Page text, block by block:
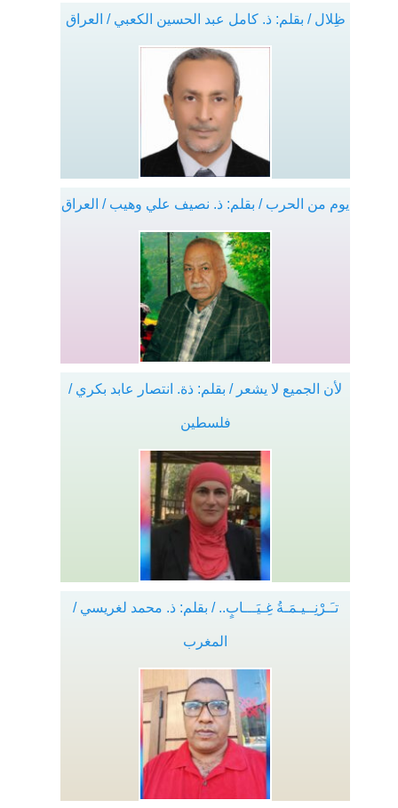
ظِلال / بقلم: ذ. كامل عبد الحسين الكعبي / العراق
يوم من الحرب / بقلم: ذ. نصيف علي وهيب / العراق
لأن الجميع لا يشعر / بقلم: ذة. انتصار عابد بكري /
فلسطين
تـَـرْنِــيـمَـةُ غِـيَـــابٍ.. / بقلم: ذ. محمد لغريسي /
المغرب